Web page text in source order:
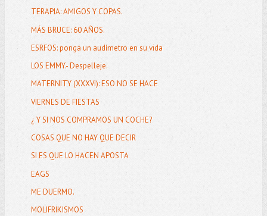
TERAPIA: AMIGOS Y COPAS.
MÁS BRUCE: 60 AÑOS.
ESRFOS: ponga un audímetro en su vida
LOS EMMY.- Despelleje.
MATERNITY (XXXVI): ESO NO SE HACE
VIERNES DE FIESTAS
¿ Y SI NOS COMPRAMOS UN COCHE?
COSAS QUE NO HAY QUE DECIR
SI ES QUE LO HACEN APOSTA
EAGS
ME DUERMO.
MOLIFRIKISMOS